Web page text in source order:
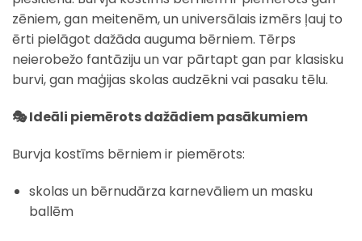
zēniem, gan meitenēm, un universālais izmērs ļauj to
ērti pielāgot dažāda auguma bērniem. Tērps
neierobežo fantāziju un var pārtapt gan par klasisku
burvi, gan maģijas skolas audzēkni vai pasaku tēlu.
🎭 Ideāli piemērots dažādiem pasākumiem
Burvja kostīms bērniem ir piemērots:
skolas un bērnudārza karnevāliem un masku
ballēm